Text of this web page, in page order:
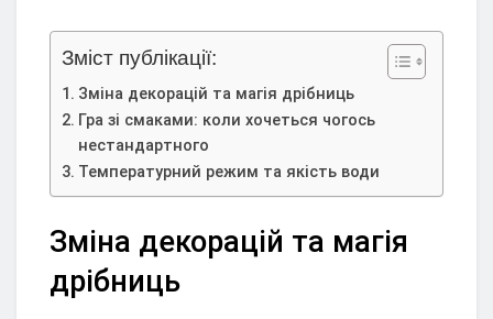
Зміст публікації:
Зміна декорацій та магія дрібниць
Гра зі смаками: коли хочеться чогось
нестандартного
Температурний режим та якість води
Зміна декорацій та магія
дрібниць